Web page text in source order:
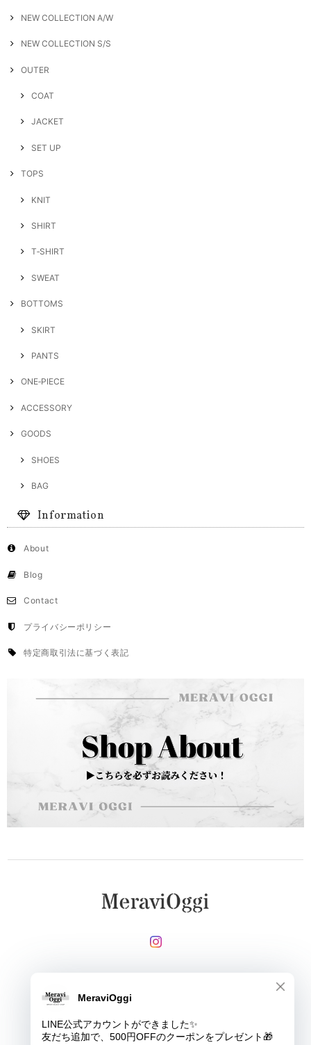
NEW COLLECTION A/W
NEW COLLECTION S/S
OUTER
COAT
JACKET
SET UP
TOPS
KNIT
SHIRT
T‐SHIRT
SWEAT
BOTTOMS
SKIRT
PANTS
ONE‐PIECE
ACCESSORY
GOODS
SHOES
BAG
Information
About
Blog
Contact
プライバシーポリシー
特定商取引法に基づく表記